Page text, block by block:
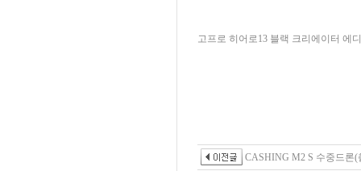
고프로 히어로13 블랙 크리에이터 에
CASHING M2 S 수중드론(